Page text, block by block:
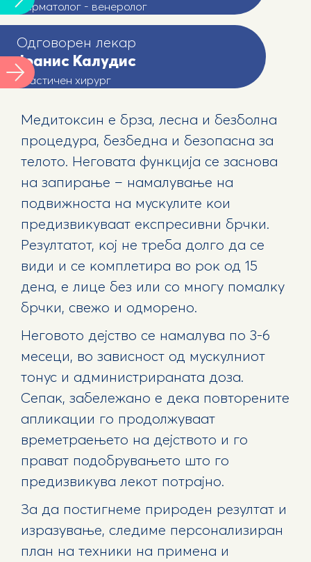
Дерматолог - венеролог
Одговорен лекар
Јоанис Калудис
Пластичен хирург
Медитоксин е брза, лесна и безболна
процедура, безбедна и безопасна за
телото. Неговата функција се заснова
на запирање – намалување на
подвижноста на мускулите кои
предизвикуваат експресивни брчки.
Резултатот, кој не треба долго да се
види и се комплетира во рок од 15
дена, е лице без или со многу помалку
брчки, свежо и одморено.
Неговото дејство се намалува по 3-6
месеци, во зависност од мускулниот
тонус и администрираната доза.
Сепак, забележано е дека повторените
апликации го продолжуваат
времетраењето на дејството и го
прават подобрувањето што го
предизвикува лекот потрајно.
За да постигнеме природен резултат и
изразување, следиме персонализиран
план на техники на примена и